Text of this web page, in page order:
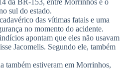
da BR-153, entre Morrinhos e o
sul do estado.
das vítimas fatais e uma
no momento do acidente.
apontam que eles não usavam
Jacomelis. Segundo ele, também
também estiveram em Morrinhos,